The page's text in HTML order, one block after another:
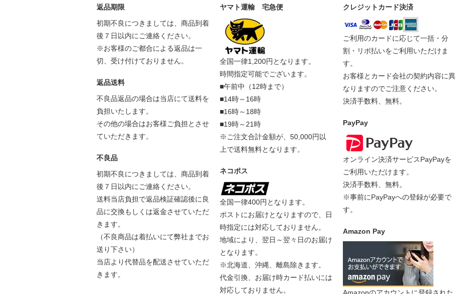
返品期限
初期不良につきましては、商品到着
後７日以内にご連絡ください。
※お客様のご都合による返品は一
切、受け付けておりません。
返品送料
不良品返品の場合は当店にて送料を
負担いたします。
その他の場合はお客様ご負担とさせ
ていただきます。
不良品
初期不良につきましては、商品到着
後７日以内にご連絡ください。
送料当店負担で返品検証確認後に良
品に交換もしくは返金させていただ
きます。
（不良商品は着払いにて弊社までお
送り下さい）
当店より代替品を配送させていただ
きます。
ヤマト運輸 宅急便
全国一律1,200円となります。
時間指定可能でございます。
■午前中（12時まで）
■14時～16時
■16時～18時
■19時～21時
※ご注文合計金額が、50,000円以
上で送料無料となります。
ネコポス
全国一律400円となります。
ポストにお届けとなりますので、日
時指定には対応しておりません。
地域により、翌日～翌々日のお届け
となります。
※北海道、沖縄、離島除きます。
代金引換、お届け時カード払いには
対応しておりません。
クレジットカード決済
ご利用のカードに応じて一括・分
割・リボ払いをご利用いただけま
す。
お客様とカード会社の契約内容に異
なりますのでご注意ください。
決済手数料、無料。
PayPay
オンライン決済サービスPayPayを
ご利用いただけます。
決済手数料、無料。
※事前にPayPayへの登録が必要で
す。
Amazon Pay
Amazonのアカウントに登録された